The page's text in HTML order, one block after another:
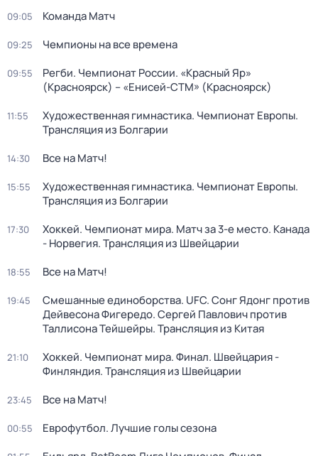
09:05 Команда Матч
09:25 Чемпионы на все времена
09:55
Регби. Чемпионат России. «Красный Яр»
(Красноярск) – «Енисей-СТМ» (Красноярск)
11:55
Художественная гимнастика. Чемпионат Европы.
Трансляция из Болгарии
14:30 Все на Матч!
15:55
Художественная гимнастика. Чемпионат Европы.
Трансляция из Болгарии
17:30
Хоккей. Чемпионат мира. Матч за 3-е место. Канада
- Норвегия. Трансляция из Швейцарии
18:55 Все на Матч!
19:45
Смешанные единоборства. UFC. Сонг Ядонг против
Дейвесона Фигередо. Сергей Павлович против
Таллисона Тейшейры. Трансляция из Китая
21:10
Хоккей. Чемпионат мира. Финал. Швейцария -
Финляндия. Трансляция из Швейцарии
23:45 Все на Матч!
00:55 Еврофутбол. Лучшие голы сезона